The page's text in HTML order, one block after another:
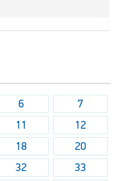
6
7
11
12
18
20
32
33